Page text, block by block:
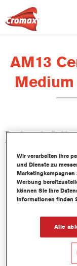
AM13
Das
Teil des Centari
handhabenes
Ein
Lackqualitäten-
Basislacke.
Schnelle
Schnelle
Spart Lagerplatz.
Wir verarbeiten Ihre
und Dienste zu
Werbung
können Sie Ihre
Informationen finden
Alle